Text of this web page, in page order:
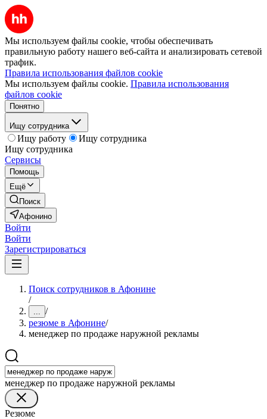
Мы используем файлы cookie, чтобы обеспечивать
правильную работу нашего веб-сайта и анализировать сетевой
трафик.
Правила использования файлов cookie
Мы используем файлы cookie. Правила использования
файлов cookie
Понятно
Ищу сотрудника
Ищу работу
Ищу сотрудника
Ищу сотрудника
Сервисы
Помощь
Ещё
Поиск
Афонино
Войти
Войти
Зарегистрироваться
Поиск сотрудников в Афонине
/
... /
резюме в Афонине/
менеджер по продаже наружной рекламы
менеджер по продаже наружной рекламы
Резюме